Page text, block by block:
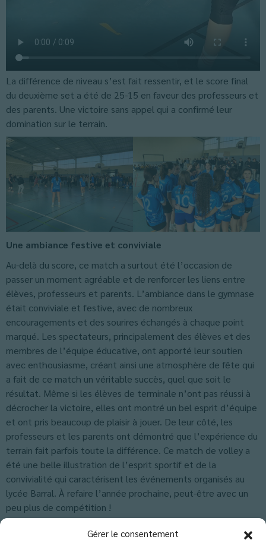
Gérer le consentement
La différence de niveau s’est fait ressentir, et le score final
du deuxième set a été de 25-15 en faveur des professeurs et
des parents. Une victoire sans appel qui a confirmé leur
domination sur le terrain.
Une ambiance festive et conviviale
Au-delà du score, ce match a surtout été l’occasion de
passer un moment agréable et de renforcer les liens entre
élèves, professeurs et parents. L’ambiance dans le gymnase
était conviviale et festive, avec de nombreux
encouragements et des sourires échangés à chaque point
marqué. Les spectateurs, principalement des élèves et des
membres de l’équipe éducative, ont apporté leur soutien
avec enthousiasme, créant ainsi une atmosphère de fête qui
a fait de ce match un véritable succès, quel que soit le
résultat. Même si les élèves de terminale n’ont pas réussi à
décrocher la victoire, elles ont montré un bel esprit d’équipe
et ont pris beaucoup de plaisir à jouer. De leur côté, les
professeurs et les parents ont démontré que l’expérience du
terrain fait parfois toute la différence. Ce match de volley a
été une belle illustration de l’esprit sportif et de la
convivialité qui caractérisent les événements organisés au
lycée Barral. À refaire l’année prochaine, peut-être avec un
peu plus de compétition !
Actus Lycée Actus Terminale